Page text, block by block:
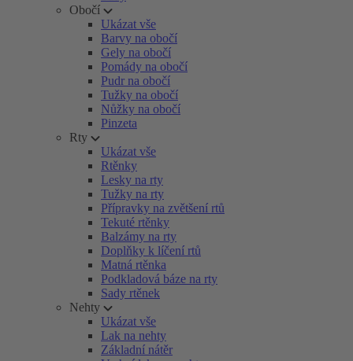
Obočí
Ukázat vše
Barvy na obočí
Gely na obočí
Pomády na obočí
Pudr na obočí
Tužky na obočí
Nůžky na obočí
Pinzeta
Rty
Ukázat vše
Rtěnky
Lesky na rty
Tužky na rty
Přípravky na zvětšení rtů
Tekuté rtěnky
Balzámy na rty
Doplňky k líčení rtů
Matná rtěnka
Podkladová báze na rty
Sady rtěnek
Nehty
Ukázat vše
Lak na nehty
Základní nátěr